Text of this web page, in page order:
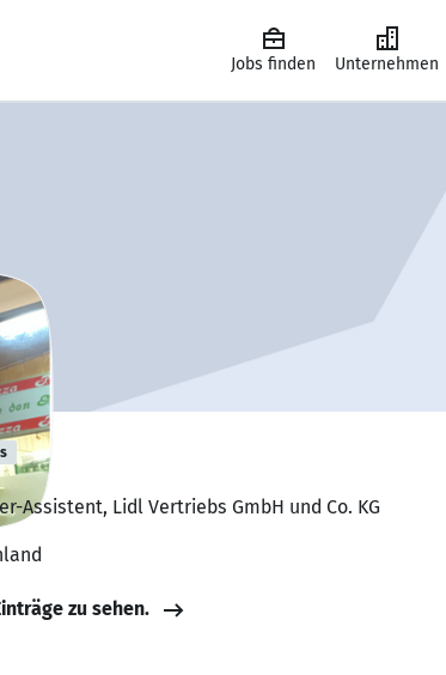
Jobs finden Unternehmen
Assistent, Lidl Vertriebs GmbH und Co. KG
zu sehen.